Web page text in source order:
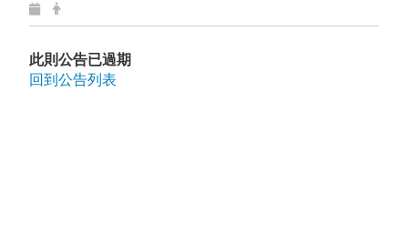
此則公告已過期
回到公告列表